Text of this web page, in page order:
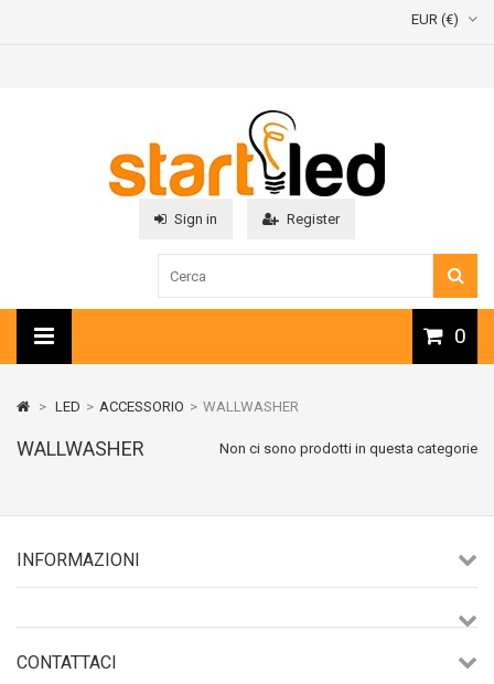
EUR (€)
Sign in Register
0
> LED > ACCESSORIO > WALLWASHER
WALLWASHER Non ci sono prodotti in questa categorie
INFORMAZIONI
CONTATTACI